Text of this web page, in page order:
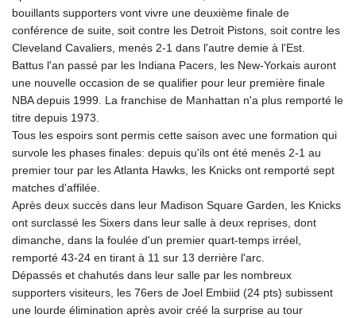
bouillants supporters vont vivre une deuxième finale de
conférence de suite, soit contre les Detroit Pistons, soit contre les
Cleveland Cavaliers, menés 2-1 dans l'autre demie à l'Est.
Battus l'an passé par les Indiana Pacers, les New-Yorkais auront
une nouvelle occasion de se qualifier pour leur première finale
NBA depuis 1999. La franchise de Manhattan n'a plus remporté le
titre depuis 1973.
Tous les espoirs sont permis cette saison avec une formation qui
survole les phases finales: depuis qu'ils ont été menés 2-1 au
premier tour par les Atlanta Hawks, les Knicks ont remporté sept
matches d'affilée.
Après deux succès dans leur Madison Square Garden, les Knicks
ont surclassé les Sixers dans leur salle à deux reprises, dont
dimanche, dans la foulée d'un premier quart-temps irréel,
remporté 43-24 en tirant à 11 sur 13 derrière l'arc.
Dépassés et chahutés dans leur salle par les nombreux
supporters visiteurs, les 76ers de Joel Embiid (24 pts) subissent
une lourde élimination après avoir créé la surprise au tour